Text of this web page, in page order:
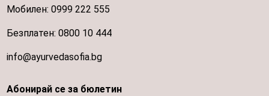
Мобилен:0999 222 555
Безплатен:0800 10 444
info@ayurvedasofia.bg
Абонирай се за бюлетин